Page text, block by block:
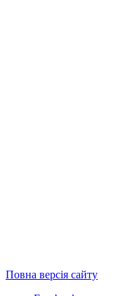
Повна версія сайту